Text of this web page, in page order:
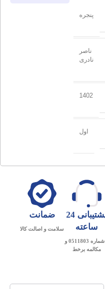
پنجره
ناصر
نادری
1402
اول
پشتیبانی 24
ساعته
با شماره 0511803 و
مکالمه برخط
ضمانت
سلامت و اصالت کالا